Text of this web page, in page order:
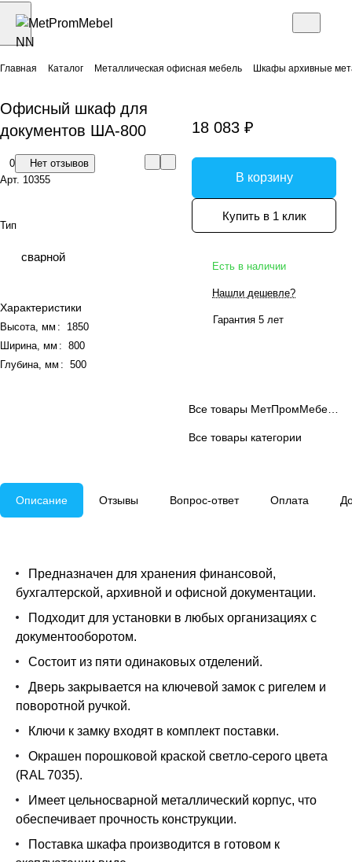
Главная Каталог Металлическая офисная мебель Шкафы архивные
Офисный шкаф для
документов ША-800
0
Нет отзывов
Арт. 10355
Тип
сварной
Характеристики
Высота, мм :
1850
Ширина, мм : 800
Глубина, мм : 500
18 083 ₽
В корзину
Купить в 1 клик
Есть в наличии
Нашли дешевле?
Гарантия 5 лет
Все товары категории
Описание Отзывы Вопрос-ответ Оплата
Предназначен для хранения финансовой,
бухгалтерской, архивной и офисной документации.
Подходит для установки в любых организациях с
документооборотом.
Состоит из пяти одинаковых отделений.
Дверь закрывается на ключевой замок с ригелем и
поворотной ручкой.
Ключи к замку входят в комплект поставки.
Окрашен порошковой краской светло-серого цвета
(RAL 7035).
Имеет цельносварной металлический корпус, что
обеспечивает прочность конструкции.
Поставка шкафа производится в готовом к